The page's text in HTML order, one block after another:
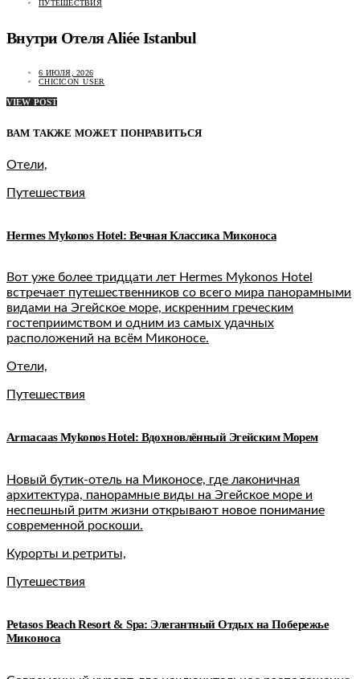
ПУТЕШЕСТВИЯ
Внутри Отеля Aliée Istanbul
6 ИЮЛЯ, 2026
CHICICON_USER
VIEW POST
ВАМ ТАКЖЕ МОЖЕТ ПОНРАВИТЬСЯ
Отели,
Путешествия
Hermes Mykonos Hotel: Вечная Классика Миконоса
Вот уже более тридцати лет Hermes Mykonos Hotel
встречает путешественников со всего мира панорамными
видами на Эгейское море, искренним греческим
гостеприимством и одним из самых удачных
расположений на всём Миконосе.
Отели,
Путешествия
Armacaas Mykonos Hotel: Вдохновлённый Эгейским Морем
Новый бутик-отель на Миконосе, где лаконичная
архитектура, панорамные виды на Эгейское море и
неспешный ритм жизни открывают новое понимание
современной роскоши.
Курорты и ретриты,
Путешествия
Petasos Beach Resort & Spa: Элегантный Отдых на Побережье
Миконоса